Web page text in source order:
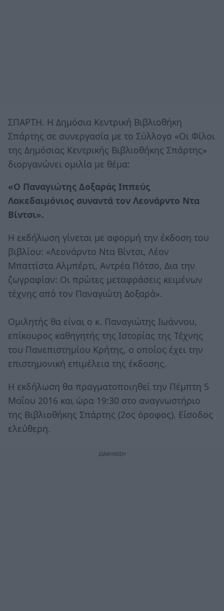
ΣΠΑΡΤΗ. Η Δημόσια Κεντρική Βιβλιοθήκη
Σπάρτης σε συνεργασία με το Σύλλογο «Οι Φίλοι
της Δημόσιας Κεντρικής Βιβλιοθήκης Σπάρτης»
διοργανώνει ομιλία με θέμα:
«Ο Παναγιώτης Δοξαράς Ιππεύς
Λακεδαιμόνιος συναντά τον Λεονάρντο Ντα
Βίντσι».
Η εκδήλωση γίνεται με αφορμή την έκδοση του
βιβλίου: «Λεονάρντο Ντα Βίντσι, Λέον
Μπαττίστα Αλμπέρτι, Αντρέα Πότσο, Δια την
ζωγραφίαν: Οι πρώτες μεταφράσεις κειμένων
τέχνης από τον Παναγιώτη Δοξαρά».
Ομιλητής θα είναι ο κ. Παναγιώτης Ιωάννου,
επίκουρος καθηγητής της Ιστορίας της Τέχνης
του Πανεπιστημίου Κρήτης, ο οποίος έχει την
επιστημονική επιμέλεια της έκδοσης.
Η εκδήλωση θα πραγματοποιηθεί την Πέμπτη 5
Μαΐου 2016 και ώρα 19:30 στο αναγνωστήριο
της Βιβλιοθήκης Σπάρτης (2ος όροφος). Είσοδος
ελεύθερη.